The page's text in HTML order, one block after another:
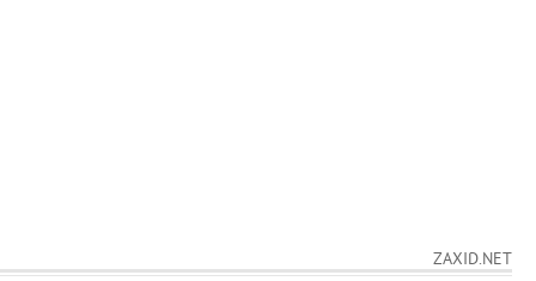
ZAXID.NET